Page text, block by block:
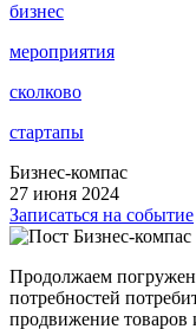
бизнес
мероприятия
сколково
стартапы
Бизнес-компас
27 июня 2024
Записаться на событие
Продолжаем
потребностей
продвижение товаров